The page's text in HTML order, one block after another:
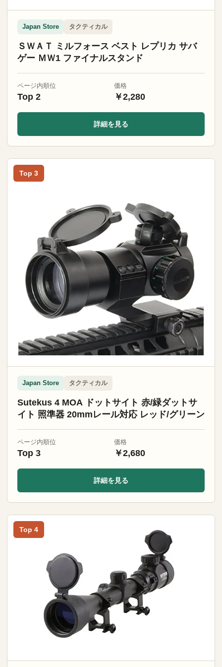
Japan Store タクティカル
ＳＷＡＴ ミルフォース ベスト レプリカ サバ
ゲー ＭＷ1 ファイナルスタンド
ページ内順位
Top 2
価格
￥2,280
詳細を見る
Top 3
Japan Store タクティカル
Sutekus 4 MOA ドットサイト 赤/緑ダットサ
イト 照準器 20mmレール対応 レッド/グリーン
ページ内順位
Top 3
価格
￥2,680
詳細を見る
Top 4